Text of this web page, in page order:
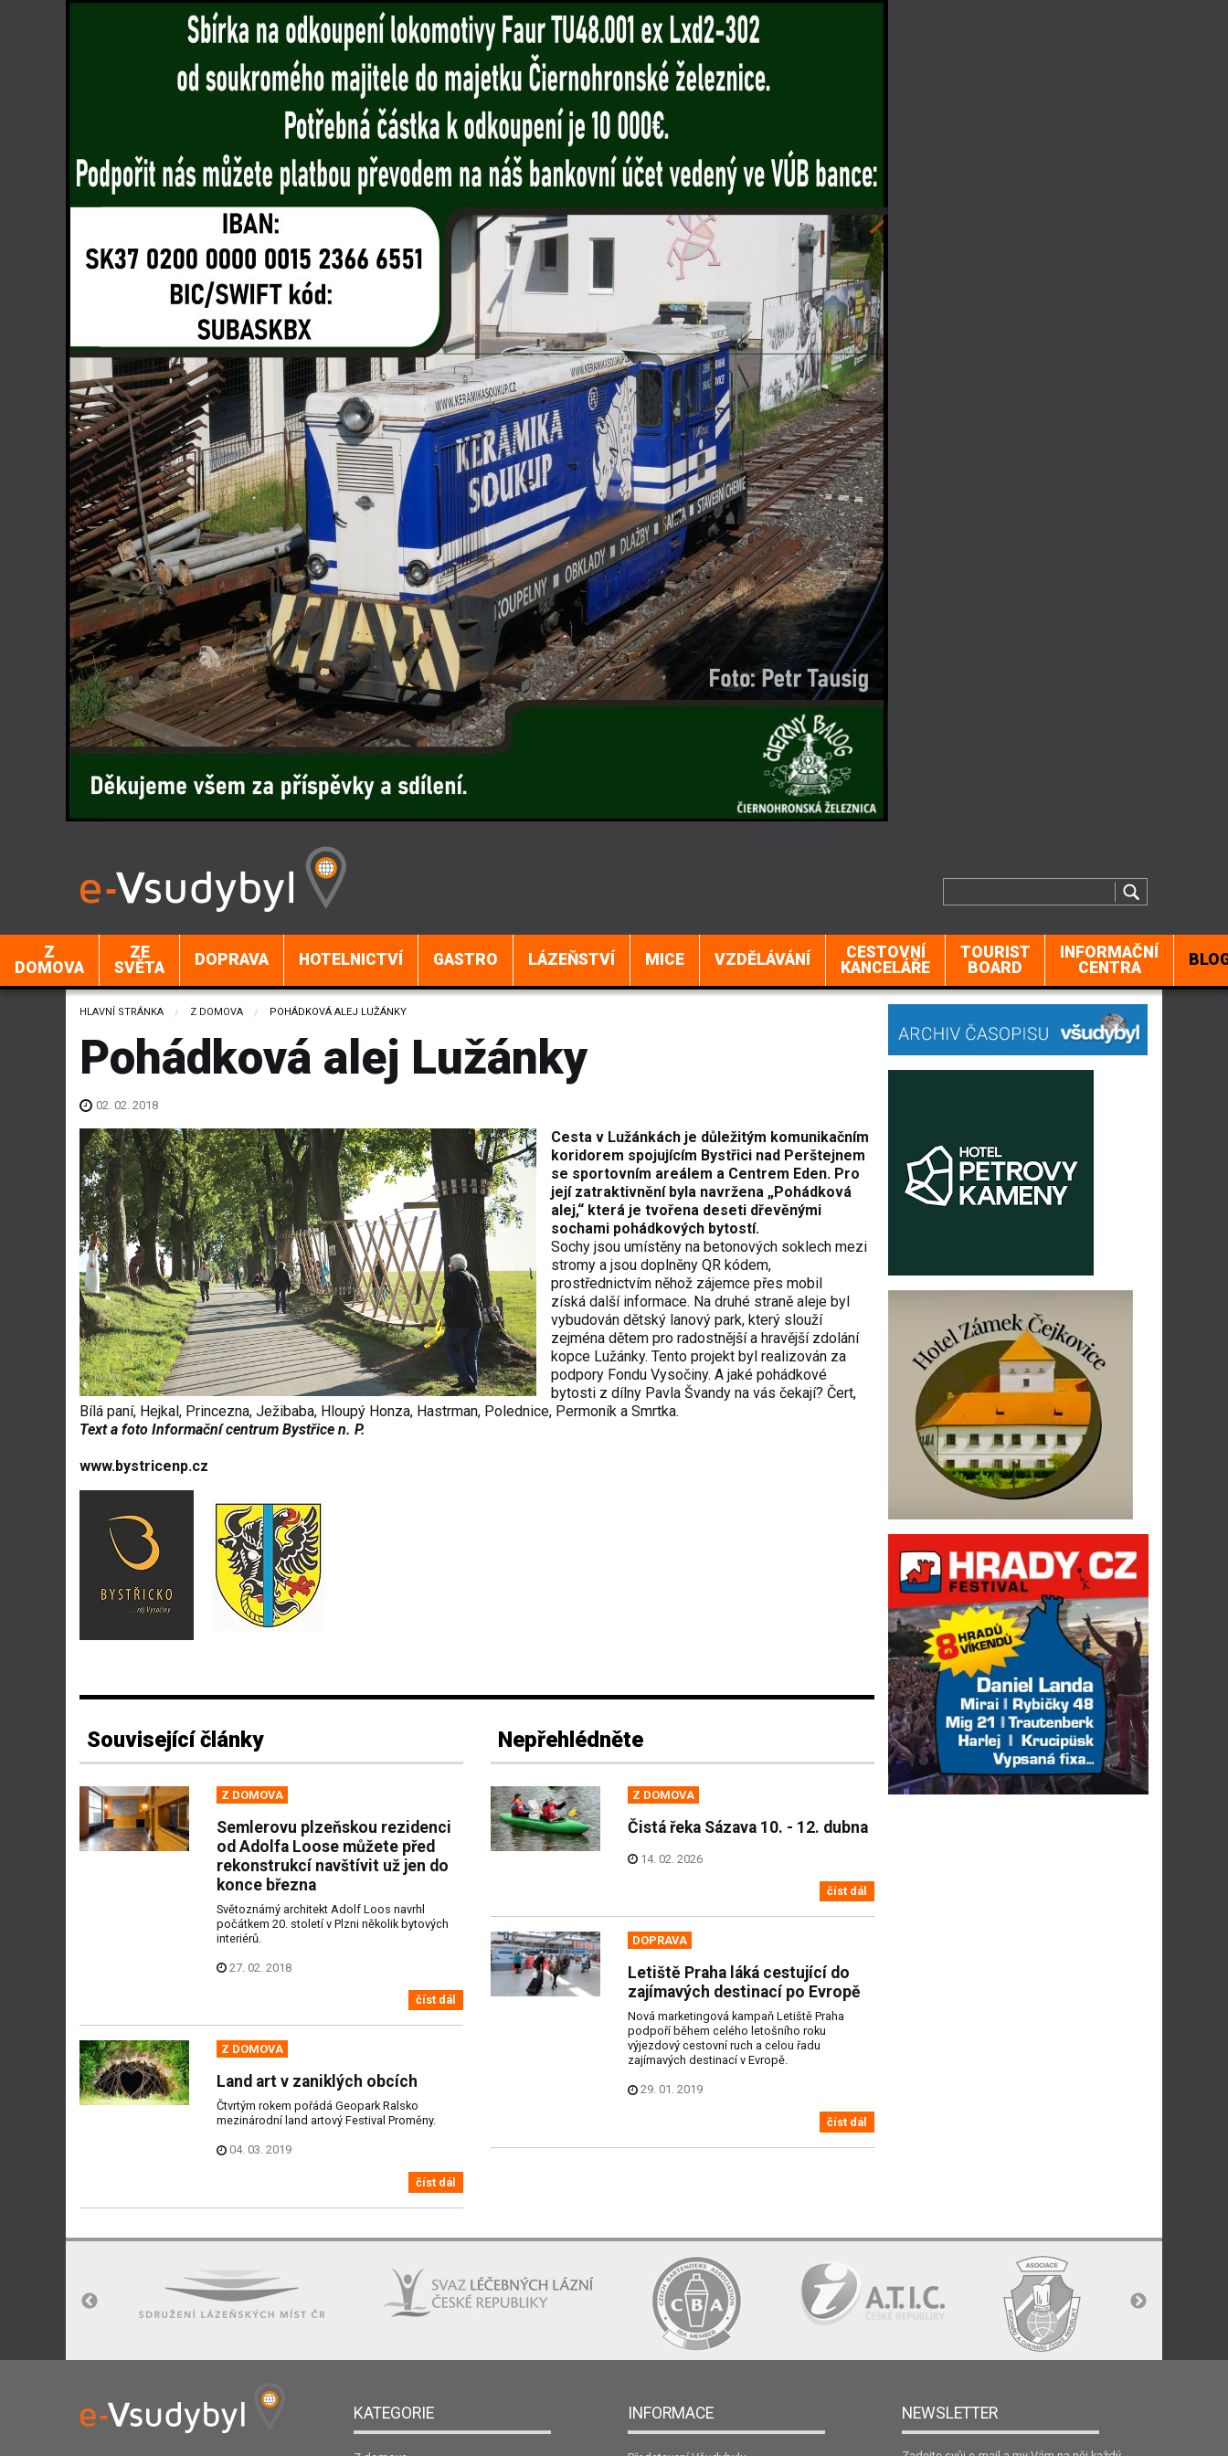
Z
DOMOVA
ZE
SVĚTA
DOPRAVA HOTELNICTVÍ GASTRO LÁZEŇSTVÍ MICE VZDĚLÁVÁNÍ
CESTOVNÍ
KANCELÁŘE
TOURIST
BOARD
INFORMAČNÍ
CENTRA
HLAVNÍ STRÁNKA Z DOMOVA CURRENT:
POHÁDKOVÁ ALEJ LUŽÁNKY
Pohádková alej Lužánky
02. 02. 2018
Cesta v Lužánkách je důležitým komunikačním
koridorem spojujícím Bystřici nad Perštejnem
se sportovním areálem a Centrem Eden. Pro
její zatraktivnění byla navržena „Pohádková
alej,“ která je tvořena deseti dřevěnými
sochami pohádkových bytostí.
Sochy jsou umístěny na betonových soklech mezi
stromy a jsou doplněny QR kódem,
prostřednictvím něhož zájemce přes mobil
získá další informace. Na druhé straně aleje byl
vybudován dětský lanový park, který slouží
zejména dětem pro radostnější a hravější zdolání
kopce Lužánky. Tento projekt byl realizován za
podpory Fondu Vysočiny. A jaké pohádkové
bytosti z dílny Pavla Švandy na vás čekají? Čert,
Bílá paní, Hejkal, Princezna, Ježibaba, Hloupý Honza, Hastrman, Polednice, Permoník a Smrtka.
Text a foto Informační centrum Bystřice n. P.
www.bystricenp.cz
Související články
Z DOMOVA
Semlerovu plzeňskou rezidenci
od Adolfa Loose můžete před
rekonstrukcí navštívit už jen do
konce března
Světoznámý architekt Adolf Loos navrhl
počátkem 20. století v Plzni několik bytových
interiérů.
27. 02. 2018
číst dál
Z DOMOVA
Land art v zaniklých obcích
Čtvrtým rokem pořádá Geopark Ralsko
mezinárodní land artový Festival Proměny.
04. 03. 2019
číst dál
Nepřehlédněte
Z DOMOVA
Čistá řeka Sázava 10. - 12. dubna
14. 02. 2026
číst dál
DOPRAVA
Letiště Praha láká cestující do
zajímavých destinací po Evropě
Nová marketingová kampaň Letiště Praha
podpoří během celého letošního roku
výjezdový cestovní ruch a celou řadu
zajímavých destinací v Evropě.
29. 01. 2019
číst dál
KATEGORIE INFORMACE NEWSLETTER